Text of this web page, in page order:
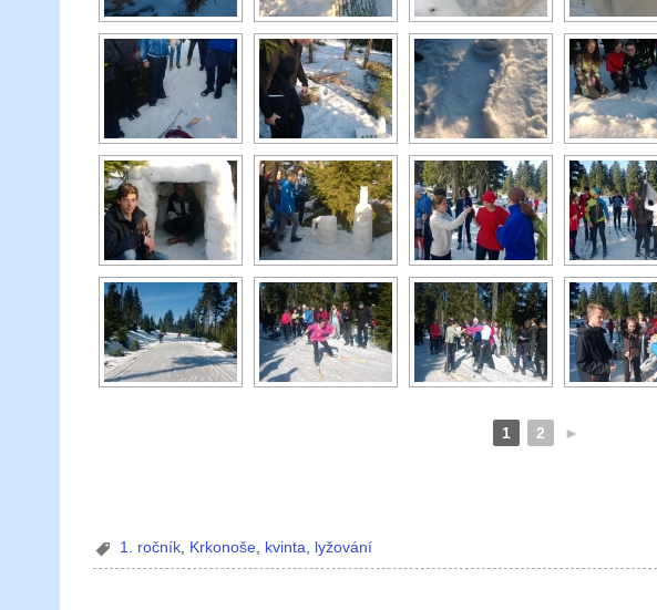
1 2 ►
1. ročník Krkonoše kvinta lyžování